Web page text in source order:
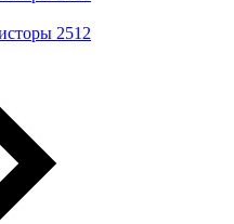
2512